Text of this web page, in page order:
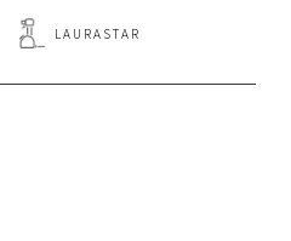
LAURASTAR